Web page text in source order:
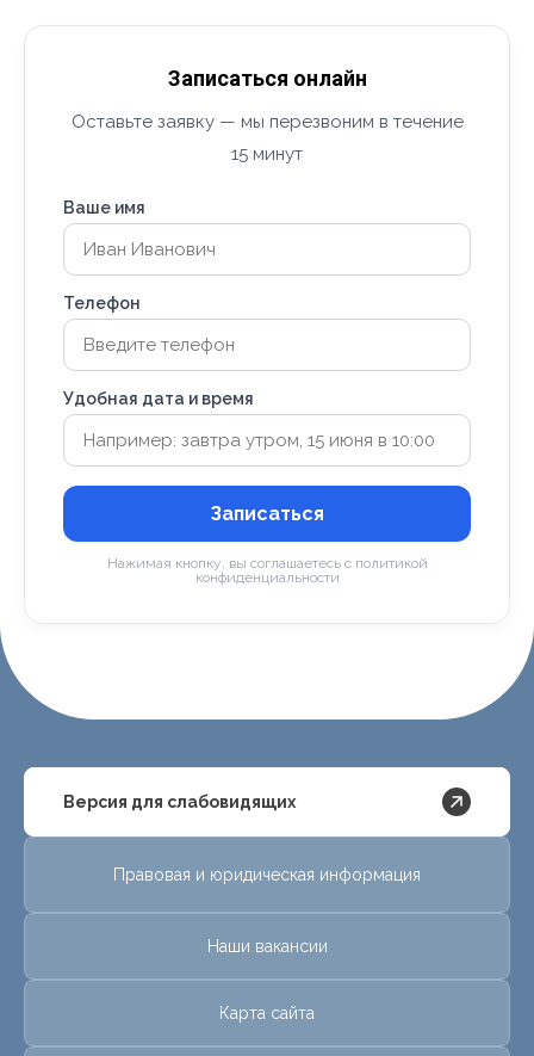
Записаться онлайн
Оставьте заявку — мы перезвоним в течение
15 минут
Ваше имя
Телефон
Удобная дата и время
Записаться
Нажимая кнопку, вы соглашаетесь с политикой
конфиденциальности
Версия для слабовидящих
Правовая и юридическая информация
Наши вакансии
Карта сайта